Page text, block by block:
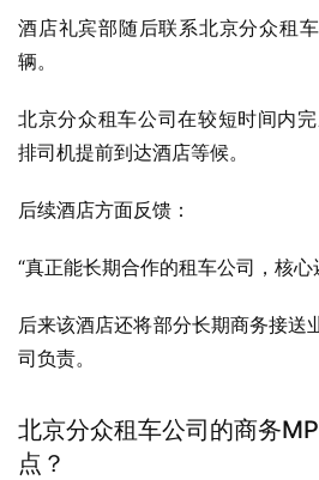
酒店礼宾部随后联系北京分众租
辆。
北京分众租车公司在较短时间内
排司机提前到达酒店等候。
后续酒店方面反馈：
“真正能长期合作的租车公司，核
后来该酒店还将部分长期商务接送
司负责。
北京分众租车公司的商务
点？